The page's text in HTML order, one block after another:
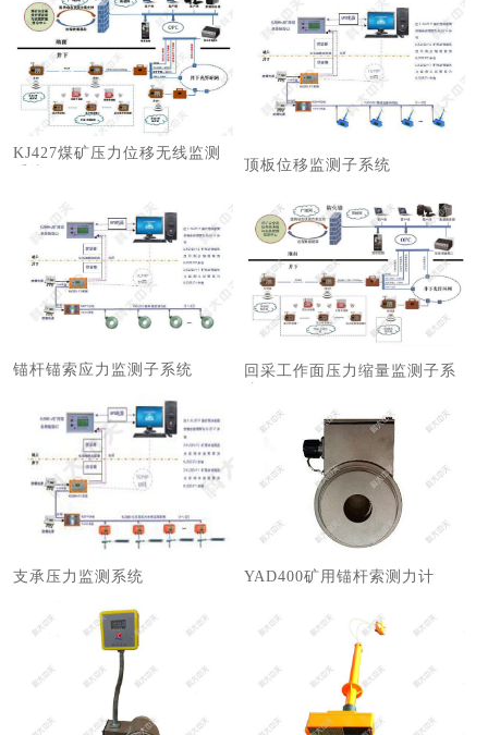
KJ427煤矿压力位移无线监测
顶板位移监测子系统
锚杆锚索应力监测子系统
回采工作面压力缩量监测子系
支承压力监测系统 YAD400矿用锚杆索测力计